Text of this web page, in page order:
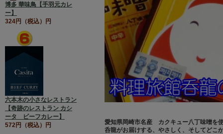
博多 華味鳥【手羽元カレ
ー】
324円（税込）円
六本木の小さなレストラン
【奇跡のレストラン カシ
ータ ビーフカレー】
572円（税込）円
愛知県岡崎市名産 カクキュー八丁味噌を
呑龍がお届けする、やさしく、そしてどこ